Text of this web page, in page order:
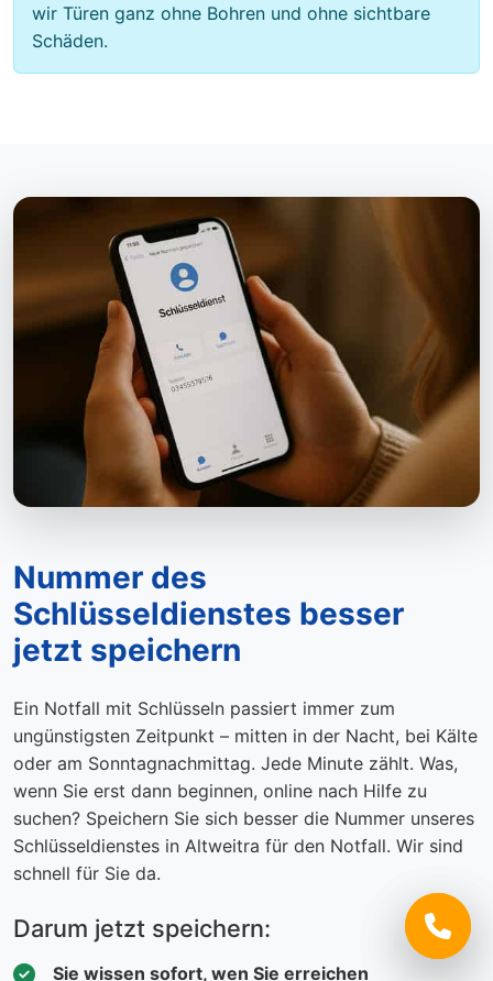
wir Türen ganz ohne Bohren und ohne sichtbare
Schäden.
Nummer des
Schlüsseldienstes besser
jetzt speichern
Ein Notfall mit Schlüsseln passiert immer zum
ungünstigsten Zeitpunkt – mitten in der Nacht, bei Kälte
oder am Sonntagnachmittag. Jede Minute zählt. Was,
wenn Sie erst dann beginnen, online nach Hilfe zu
suchen? Speichern Sie sich besser die Nummer unseres
Schlüsseldienstes in Altweitra für den Notfall. Wir sind
schnell für Sie da.
Darum jetzt speichern:
Sie wissen sofort, wen Sie erreichen